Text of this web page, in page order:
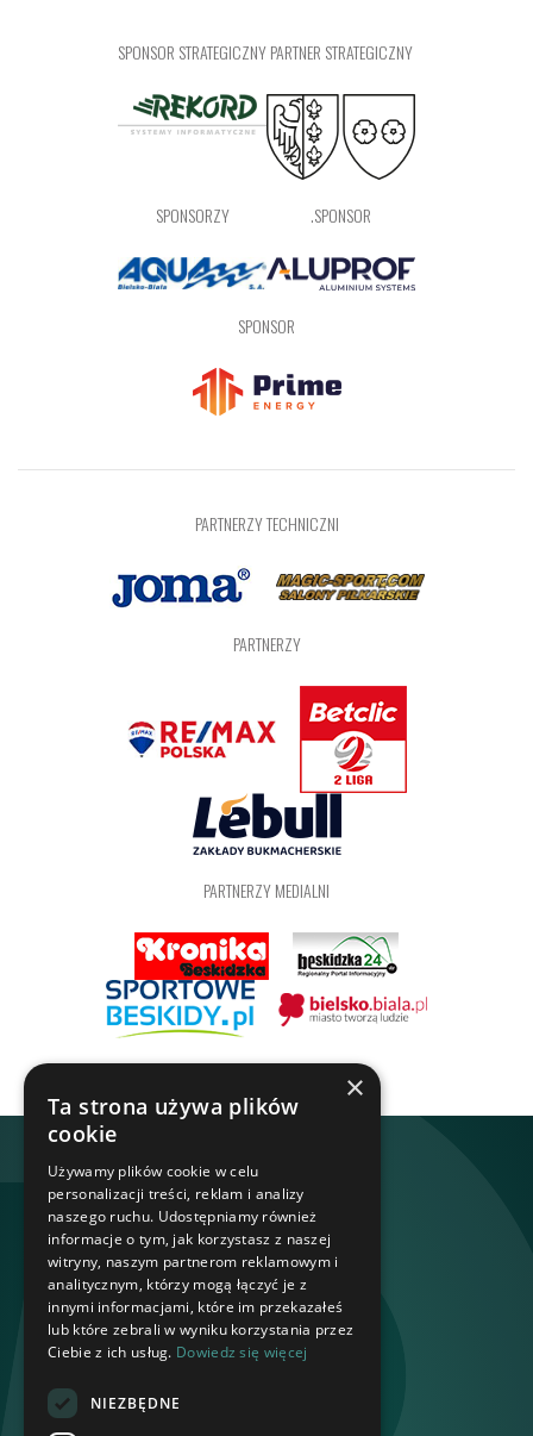
SPONSOR STRATEGICZNYPARTNER STRATEGICZNY
SPONSORZY .SPONSOR
SPONSOR
PARTNERZY TECHNICZNI
PARTNERZY
PARTNERZY MEDIALNI
×
Ta strona używa plików
cookie
Używamy plików cookie w celu
personalizacji treści, reklam i analizy
naszego ruchu. Udostępniamy również
informacje o tym, jak korzystasz z naszej
witryny, naszym partnerom reklamowym i
analitycznym, którzy mogą łączyć je z
innymi informacjami, które im przekazałeś
lub które zebrali w wyniku korzystania przez
Ciebie z ich usług. Dowiedz się więcej
NIEZBĘDNE